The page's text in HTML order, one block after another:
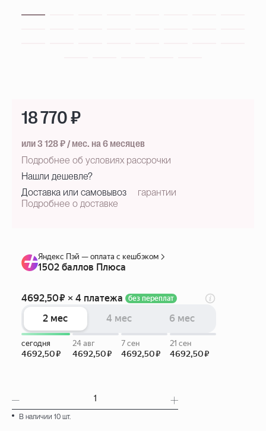
В наличии 10 шт.
18 770 ₽
или 3 128 ₽ / мес. на 6 месяцев
Подробнее об условиях рассрочки
Нашли дешевле?
Доставка или самовывоз
Подробнее о доставке
гарантии